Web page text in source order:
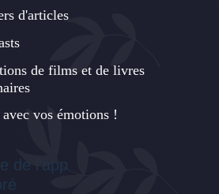
d'articles
de films et de livres
vos émotions !